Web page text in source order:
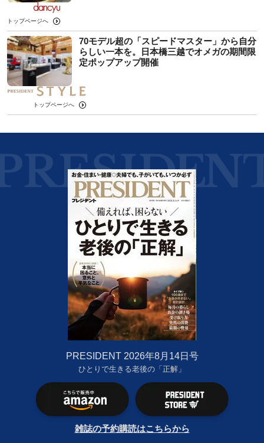
トップページへ
70モデル超の「スピードマスター」から自分
らしい一本を。日本橋三越でオメガの期間限
定ポップアップ開催
トップページへ
PRESIDENT 2026年8月14日号
ひとりで生きる老後の「正解」
雑誌の予約購読はこちらから